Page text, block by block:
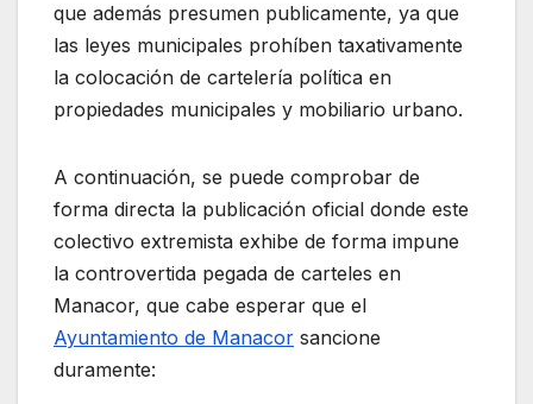
que además presumen publicamente, ya que
las leyes municipales prohíben taxativamente
la colocación de cartelería política en
propiedades municipales y mobiliario urbano.
A continuación, se puede comprobar de
forma directa la publicación oficial donde este
colectivo extremista exhibe de forma impune
la controvertida pegada de carteles en
Manacor, que cabe esperar que el
Ayuntamiento de Manacor sancione
duramente: